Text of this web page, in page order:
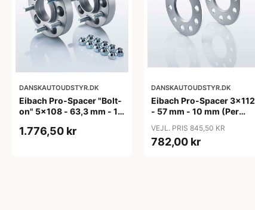
DANSKAUTOUDSTYR.DK
Eibach Pro-Spacer "Bolt-
on" 5x108 - 63,3 mm - 15
1.776,50 kr
DANSKAUTOUDSTYR.DK
Eibach Pro-Spacer 3x112
- 57 mm - 10 mm (Per
VEJL. PRIS 845,50 KR
782,00 kr